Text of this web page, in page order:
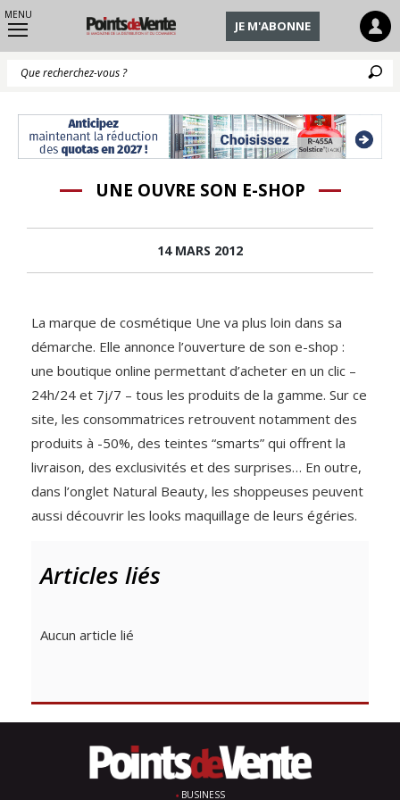
MENU
JE M'ABONNE
UNE OUVRE SON E-SHOP
14 MARS 2012
La marque de cosmétique Une va plus loin dans sa
démarche. Elle annonce l’ouverture de son e-shop :
une boutique online permettant d’acheter en un clic –
24h/24 et 7j/7 – tous les produits de la gamme. Sur ce
site, les consommatrices retrouvent notamment des
produits à -50%, des teintes “smarts” qui offrent la
livraison, des exclusivités et des surprises… En outre,
dans l’onglet Natural Beauty, les shoppeuses peuvent
aussi découvrir les looks maquillage de leurs égéries.
Articles liés
Aucun article lié
BUSINESS